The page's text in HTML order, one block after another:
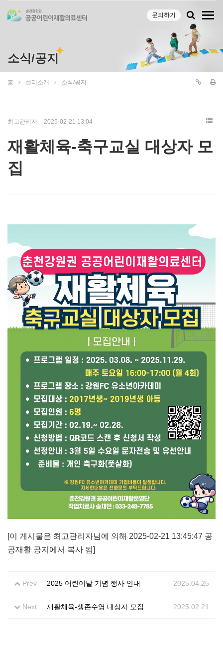
문의하기
소식/공지
홈 센터소개 소식/공지
최고관리자 2025-02-21 13:04
재활체육-축구교실 대상자 모
집
[이 게시물은 최고관리자님에 의해 2025-02-21 13:45:47 공
공재활 공지에서 복사 됨]
Prev 2025 어린이날 기념 행사 안내 2025.04.25
Next 재활체육-생존수영 대상자 모집 2025.02.21